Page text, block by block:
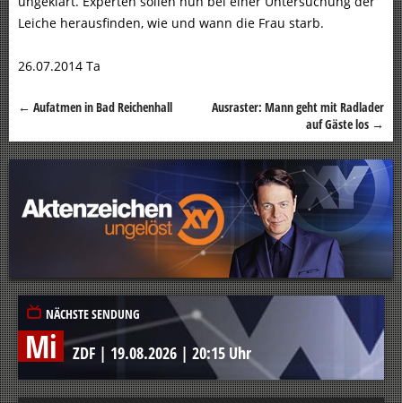
Leiche herausfinden, wie und wann die Frau starb.
26.07.2014 Ta
Beitragsnavigation
← Aufatmen in Bad Reichenhall
Ausraster: Mann geht mit Radlader
auf Gäste los →
NÄCHSTE SENDUNG
Mi ZDF | 19.08.2026 | 20:15 Uhr